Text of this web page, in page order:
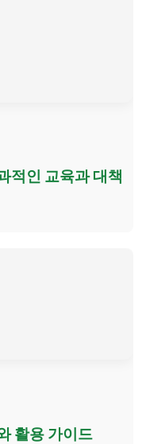
적인 교육과 대책
활용 가이드